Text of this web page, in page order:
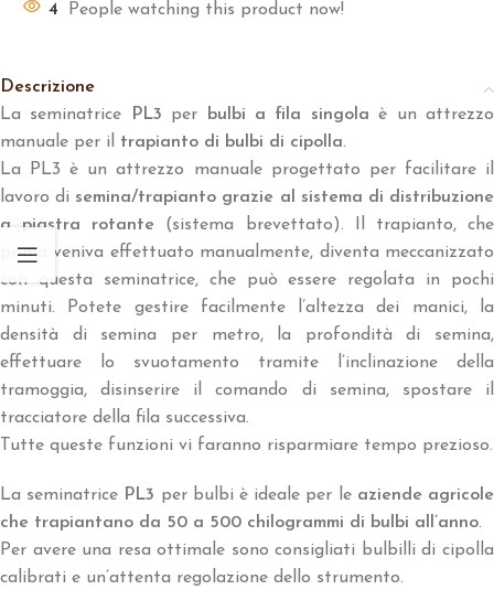
4 People watching this product now!
Descrizione
La seminatrice
PL3 per bulbi a fila singola è un attrezzo
manuale per il trapianto di bulbi di cipolla.
La PL3 è un attrezzo manuale progettato per facilitare il
lavoro di semina/trapianto grazie al sistema di distribuzione
a piastra rotante (sistema brevettato). Il trapianto, che
prima veniva effettuato manualmente, diventa meccanizzato
con questa seminatrice, che può essere regolata in pochi
minuti. Potete gestire facilmente l’altezza dei manici, la
densità di semina per metro, la profondità di semina,
effettuare lo svuotamento tramite l’inclinazione della
tramoggia, disinserire il comando di semina, spostare il
tracciatore della fila successiva.
Tutte queste funzioni vi faranno risparmiare tempo prezioso.
La seminatrice PL3 per bulbi è ideale per le aziende agricole
che trapiantano da 50 a 500 chilogrammi di bulbi all’anno.
Per avere una resa ottimale sono consigliati bulbilli di cipolla
calibrati e un’attenta regolazione dello strumento.